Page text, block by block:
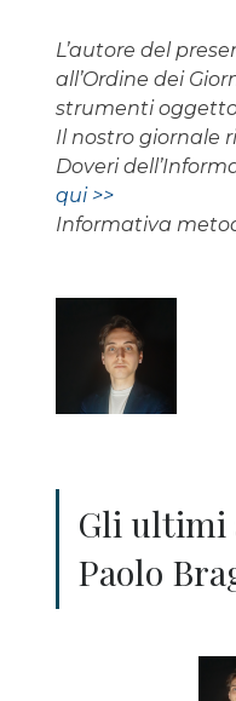
L’autore del
all’Ordine dei
strumenti
Il nostro giornale
Doveri
qui >>
Informativa
Gli ultimi
Paolo